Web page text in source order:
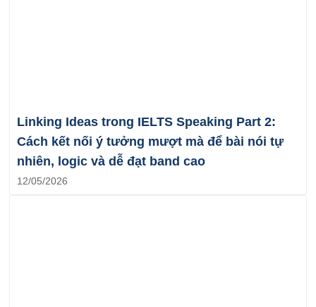
Linking Ideas trong IELTS Speaking Part 2:
Cách kết nối ý tưởng mượt mà để bài nói tự
nhiên, logic và dễ đạt band cao
12/05/2026